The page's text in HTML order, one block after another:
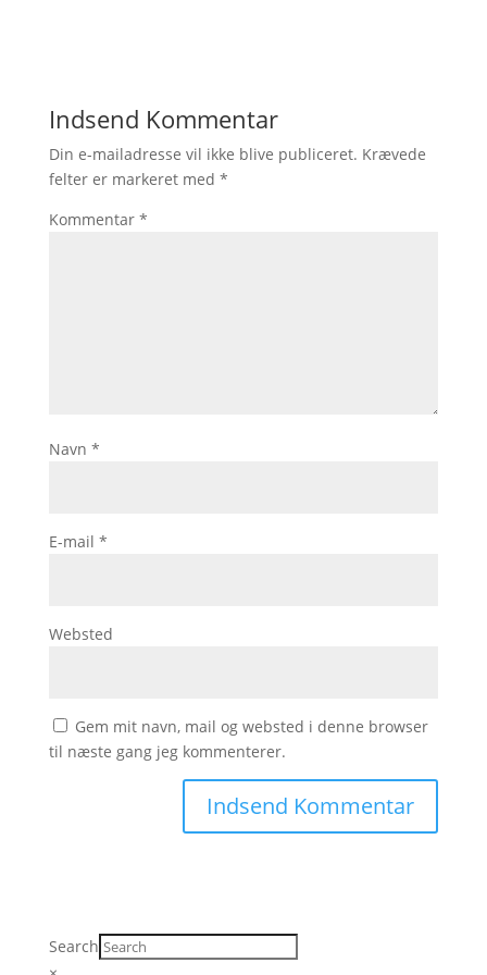
Indsend Kommentar
Din e-mailadresse vil ikke blive publiceret. Krævede
felter er markeret med *
Kommentar *
Navn *
E-mail *
Websted
Gem mit navn, mail og websted i denne browser
til næste gang jeg kommenterer.
Search